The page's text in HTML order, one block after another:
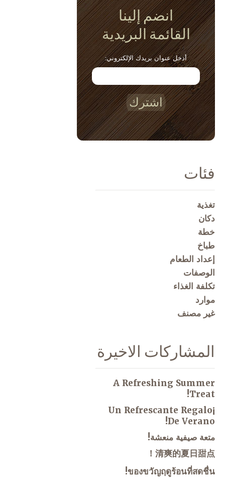
انضم إلينا
القائمة البريدية
أدخل عنوان بريدك الإلكتروني:
اشترك
فئات
تغذية
دكان
خطة
طباخ
إعداد الطعام
الوصفات
تكلفة الغذاء
موارد
غير مصنف
المشاركات الاخيرة
A Refreshing Summer
Treat!
¡Un Refrescante Regalo
De Verano!
متعة صيفية منعشة!
清爽的夏日甜点！
ของขวัญฤดูร้อนที่สดชื่น!